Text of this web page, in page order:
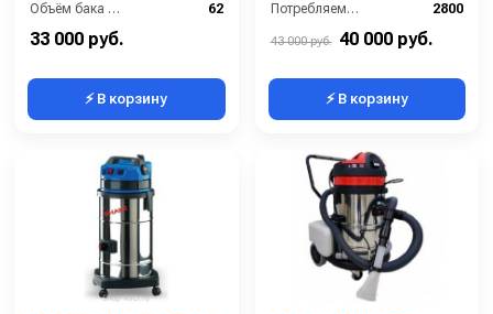
Объём бака (л):
62
Разрежение / сила всасывания (мбар):
33 000 руб.
⚡ В корзину
Потребляемая мощность (Вт):
2800
500х500х870
43 000 руб. 40 000 руб.
⚡ В корзину